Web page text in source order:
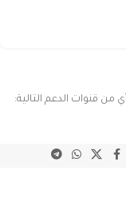
قنوات الدعم التالية: